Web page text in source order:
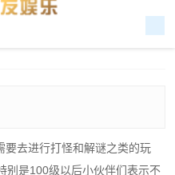
要去进行打怪和解谜之类的玩
别是100级以后小伙伴们表示不